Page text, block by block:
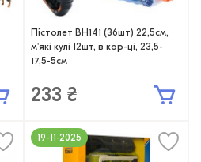
Пістолет BH141 (36шт) 22,5см,
м'які кулі 12шт, в кор-ці, 23,5-
17,5-5см
233 ₴
19-11-2025